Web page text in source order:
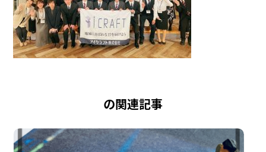
の関連記事